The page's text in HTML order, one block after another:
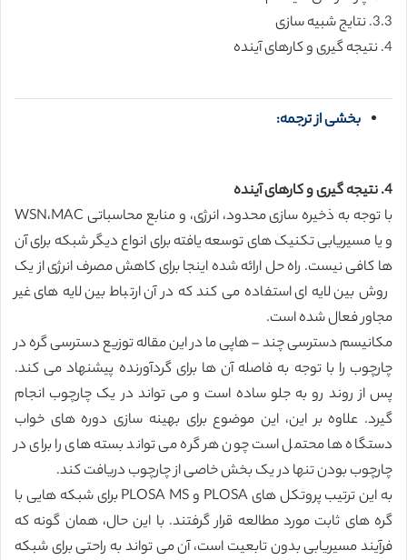
3.3. نتایج شبیه سازی
4. نتیجه گیری و کارهای آینده
بخشی از ترجمه:
4. نتیجه گیری و کارهای آینده
با توجه به ذخیره سازی محدود، انرژی، و منابع محاسباتی WSN،MAC
و یا مسیریابی تکنیک های توسعه یافته برای انواع دیگر شبکه برای آن
ها کافی نیست. راه حل ارائه شده اینجا برای کاهش مصرف انرژی از یک
روش بین لایه ای استفاده می کند که در آن ارتباط بین لایه های غیر
مجاور فعال شده است.
مکانیسم دسترسی چند – هاپی ما در این مقاله توزیع دسترسی گره در
چارچوب را با توجه به فاصله آن ها برای گردآورنده پیشنهاد می کند.
پس از روند رو به جلو ساده است و می تواند در یک چارچوب انجام
گیرد. علاوه بر این، این موضوع برای بهینه سازی دوره های خواب
دستگاه ها محتمل است چون هر گره می تواند بسته های را برای در
چارچوب بودن تنها در یک بخش خاصی از چارچوب دریافت کند.
به این ترتیب پروتکل های PLOSA و PLOSA MS برای شبکه هایی با
گره های ثابت مورد مطالعه قرار گرفتند. با این حال، همان گونه که
فرآیند مسیریابی بدون تابعیت است، آن می تواند به راحتی برای شبکه